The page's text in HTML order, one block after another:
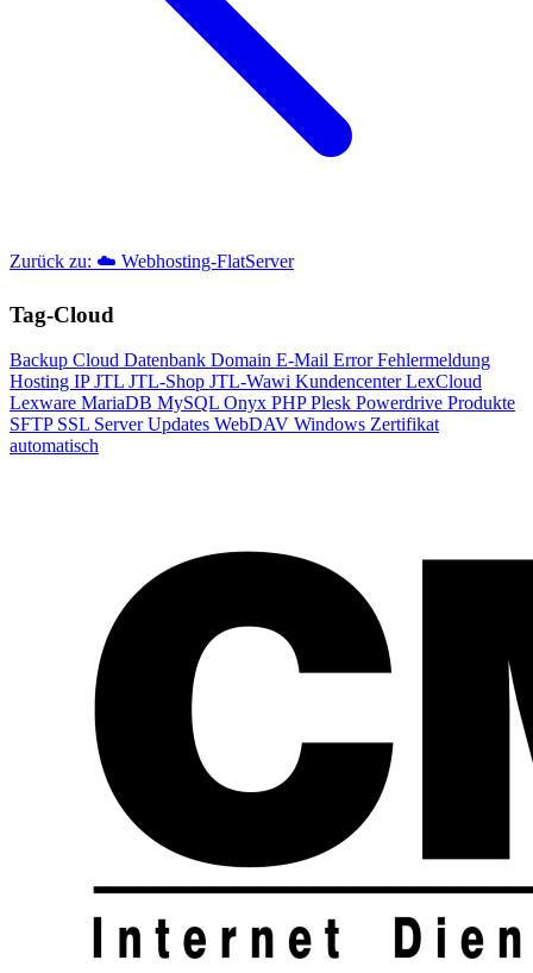
Zurück zu: ☁️ Webhosting-FlatServer
Tag-Cloud
Backup Cloud Datenbank Domain E-Mail ErrorFehlermeldung
Hosting IPJTL JTL-Shop JTL-Wawi KundencenterLexCloud
Lexware MariaDB MySQL Onyx PHPPlesk Powerdrive Produkte
SFTP SSL ServerUpdates WebDAV Windows Zertifikat
automatisch